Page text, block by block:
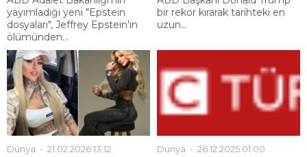
yayımladığı yeni "Epstein
dosyaları", Jeffrey Epstein'ın
ölümünden...
bir rekor kırarak tarihteki en
uzun...
Dünya 21.02.2026 13:12 Dünya 26.12.2025 01:00